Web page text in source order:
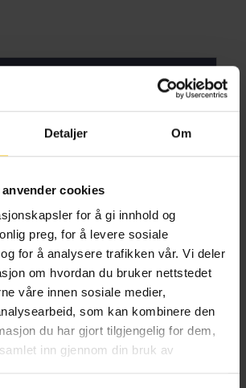
Detaljer Om
cookies
for å gi innhold og
preg, for å levere sosiale
for å analysere trafikken vår. Vi deler
om hvordan du bruker nettstedet
våre innen sosiale medier,
som kan kombinere den
du har gjort tilgjengelig for dem,
inn gjennom din bruk av
Finansavtaleloven
finans og regnskapsrett